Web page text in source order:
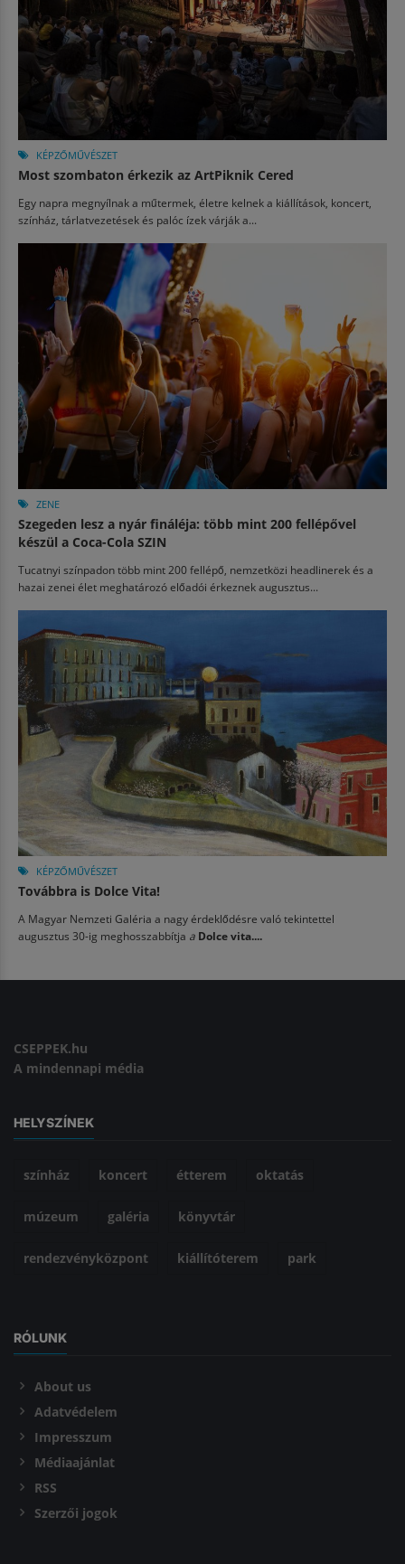
KÉPZŐMŰVÉSZET
Most szombaton érkezik az ArtPiknik Cered
Egy napra megnyílnak a műtermek, életre kelnek a kiállítások, koncert,
színház, tárlatvezetések és palóc ízek várják a...
ZENE
Szegeden lesz a nyár fináléja: több mint 200 fellépővel
készül a Coca-Cola SZIN
Tucatnyi színpadon több mint 200 fellépő, nemzetközi headlinerek és a
hazai zenei élet meghatározó előadói érkeznek augusztus...
KÉPZŐMŰVÉSZET
Továbbra is Dolce Vita!
A Magyar Nemzeti Galéria a nagy érdeklődésre való tekintettel
augusztus 30-ig meghosszabbítja a Dolce vita....
CSEPPEK.hu
A mindennapi média
HELYSZÍNEK
színház koncert étterem oktatás
múzeum galéria könyvtár
rendezvényközpont kiállítóterem park
RÓLUNK
About us
Adatvédelem
Impresszum
Médiaajánlat
RSS
Szerzői jogok